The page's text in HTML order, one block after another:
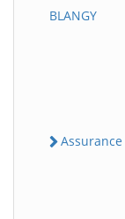
BLANGY
Assurance